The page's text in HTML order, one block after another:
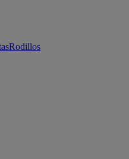
Rodillos